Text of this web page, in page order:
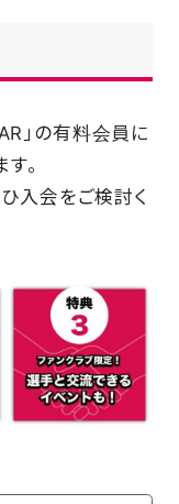
」の有料会員に
。
入会をご検討く